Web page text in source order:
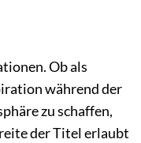
Ob als
während der
zu schaffen,
der Titel erlaubt